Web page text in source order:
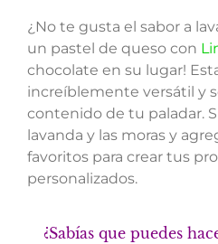
¿No te gusta el sabor a
un pastel de queso con
chocolate en su lugar!
increíblemente versátil y
contenido de tu paladar.
lavanda y las moras y
favoritos para crear tus
personalizados.
¿Sabías que puedes